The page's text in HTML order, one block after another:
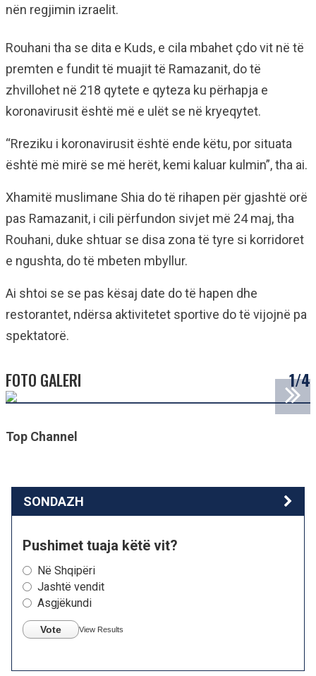
nën regjimin izraelit.
Rouhani tha se dita e Kuds, e cila mbahet çdo vit në të
premten e fundit të muajit të Ramazanit, do të
zhvillohet në 218 qytete e qyteza ku përhapja e
koronavirusit është më e ulët se në kryeqytet.
“Rreziku i koronavirusit është ende këtu, por situata
është më mirë se më herët, kemi kaluar kulmin”, tha ai.
Xhamitë muslimane Shia do të rihapen për gjashtë orë
pas Ramazanit, i cili përfundon sivjet më 24 maj, tha
Rouhani, duke shtuar se disa zona të tyre si korridoret
e ngushta, do të mbeten mbyllur.
Ai shtoi se se pas kësaj date do të hapen dhe
restorantet, ndërsa aktivitetet sportive do të vijojnë pa
spektatorë.
FOTO GALERI 1/4
Top Channel
SONDAZH
Pushimet tuaja këtë vit?
Në Shqipëri
Jashtë vendit
Asgjëkundi
Vote View Results